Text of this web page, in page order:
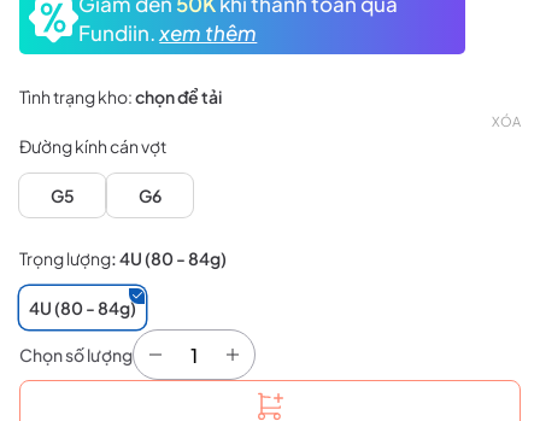
Fundiin.xem thêm
Tình trạng kho:chọn để tải
Đường kính cán vợt
G5 G6
Trọng lượng:4U (80 - 84g)
4U (80 - 84g)
XÓA
Chọn số lượng
Vợt cầu lông Yonex Arcsaber 11 Play số lượng